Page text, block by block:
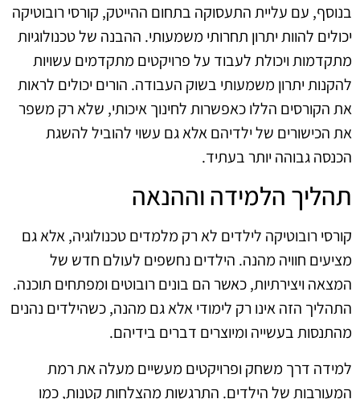
בנוסף, עם עליית התעסוקה בתחום ההייטק, קורסי רובוטיקה
יכולים להוות יתרון תחרותי משמעותי. ההבנה של טכנולוגיות
מתקדמות ויכולת לעבוד על פרויקטים מתקדמים עשויות
להקנות יתרון משמעותי בשוק העבודה. הורים יכולים לראות
את הקורסים הללו כאפשרות לחינוך איכותי, שלא רק משפר
את הכישורים של ילדיהם אלא גם עשוי להוביל להשגת
הכנסה גבוהה יותר בעתיד.
תהליך הלמידה וההנאה
קורסי רובוטיקה לילדים לא רק מלמדים טכנולוגיה, אלא גם
מציעים חוויה מהנה. הילדים נחשפים לעולם חדש של
המצאה ויצירתיות, כאשר הם בונים רובוטים ומפתחים תוכנה.
התהליך הזה אינו רק לימודי אלא גם מהנה, כשהילדים נהנים
מהתנסות בעשייה ומיוצרים דברים בידיהם.
למידה דרך משחק ופרויקטים מעשיים מעלה את רמת
המעורבות של הילדים. התרגשות מהצלחות קטנות, כמו